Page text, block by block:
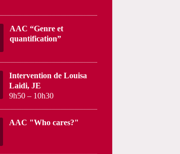
AAC “Genre et
quantification”
Intervention de Louisa
Laidi, JE
9h50 – 10h30
AAC "Who cares?"